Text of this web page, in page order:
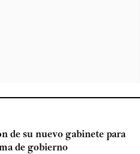
de su nuevo gabinete para
de gobierno